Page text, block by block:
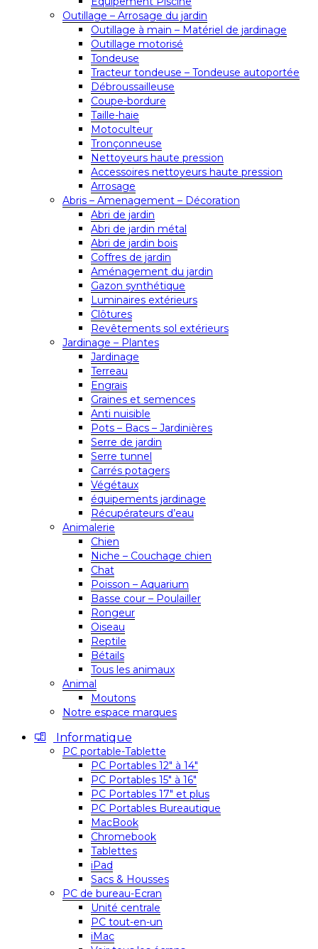
Outillage – Arrosage du jardin
Outillage à main – Matériel de jardinage
Outillage motorisé
Tondeuse
Tracteur tondeuse – Tondeuse autoportée
Débroussailleuse
Coupe-bordure
Taille-haie
Motoculteur
Tronçonneuse
Nettoyeurs haute pression
Accessoires nettoyeurs haute pression
Arrosage
Abris – Amenagement – Décoration
Abri de jardin
Abri de jardin métal
Abri de jardin bois
Coffres de jardin
Aménagement du jardin
Gazon synthétique
Luminaires extérieurs
Clôtures
Revêtements sol extérieurs
Jardinage – Plantes
Jardinage
Terreau
Engrais
Graines et semences
Anti nuisible
Pots – Bacs – Jardinières
Serre de jardin
Serre tunnel
Carrés potagers
Végétaux
équipements jardinage
Récupérateurs d’eau
Animalerie
Chien
Niche – Couchage chien
Chat
Poisson – Aquarium
Basse cour – Poulailler
Rongeur
Oiseau
Reptile
Bétails
Tous les animaux
Animal
Moutons
Notre espace marques
Informatique
PC portable-Tablette
PC Portables 12″ à 14″
PC Portables 15″ à 16″
PC Portables 17″ et plus
PC Portables Bureautique
MacBook
Chromebook
Tablettes
iPad
Sacs & Housses
PC de bureau-Ecran
Unité centrale
PC tout-en-un
iMac